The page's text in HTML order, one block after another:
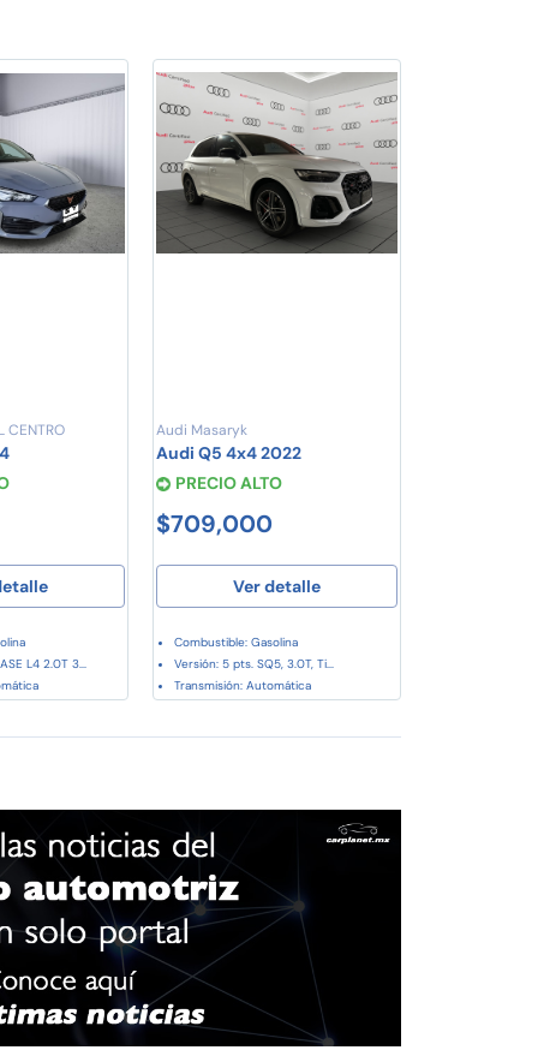
CENTRO
L4 2.0T 3...
Audi Masaryk
Audi Q5 4x4 2022
PRECIO ALTO
$709,000
Ver detalle
Combustible: Gasolina
Versión: 5 pts. SQ5, 3.0T, Ti...
Transmisión: Automática